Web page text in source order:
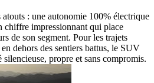
atouts : une autonomie 100% électrique
chiffre impressionnant qui place
de son segment. Pour les trajets
dehors des sentiers battus, le SUV
propre et sans compromis.